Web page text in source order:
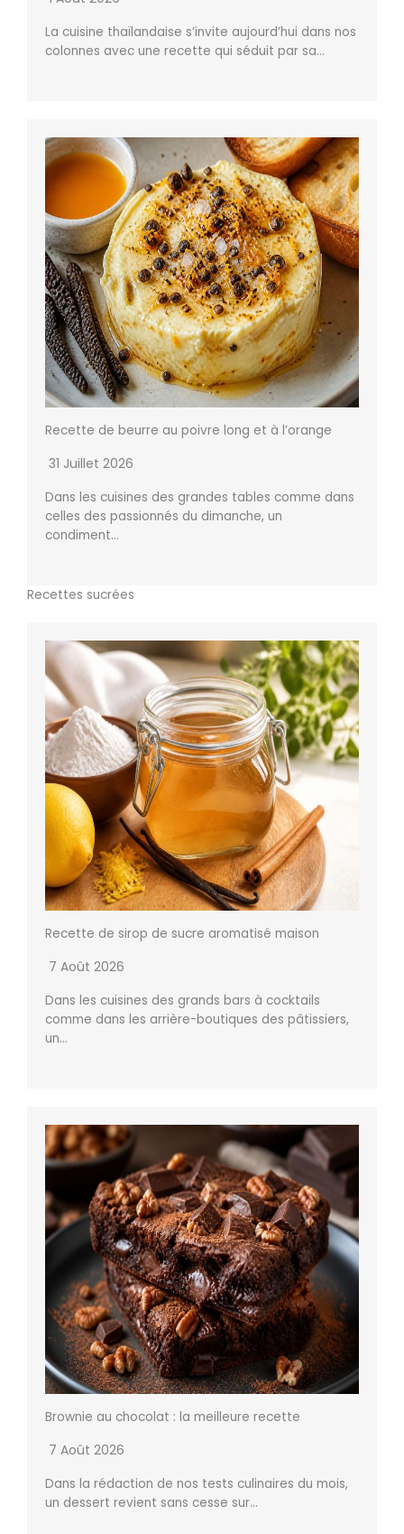
La cuisine thaïlandaise s’invite aujourd’hui dans nos
colonnes avec une recette qui séduit par sa…
Recette de beurre au poivre long et à l’orange
31 Juillet 2026
Dans les cuisines des grandes tables comme dans
celles des passionnés du dimanche, un
condiment…
Recettes sucrées
Recette de sirop de sucre aromatisé maison
7 Août 2026
Dans les cuisines des grands bars à cocktails
comme dans les arrière-boutiques des pâtissiers,
un…
Brownie au chocolat : la meilleure recette
7 Août 2026
Dans la rédaction de nos tests culinaires du mois,
un dessert revient sans cesse sur…